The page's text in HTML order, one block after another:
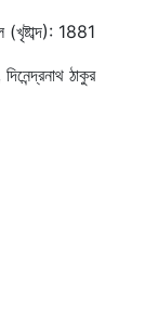
(খৃষ্টাব্দ): 1881
ঠাকুর